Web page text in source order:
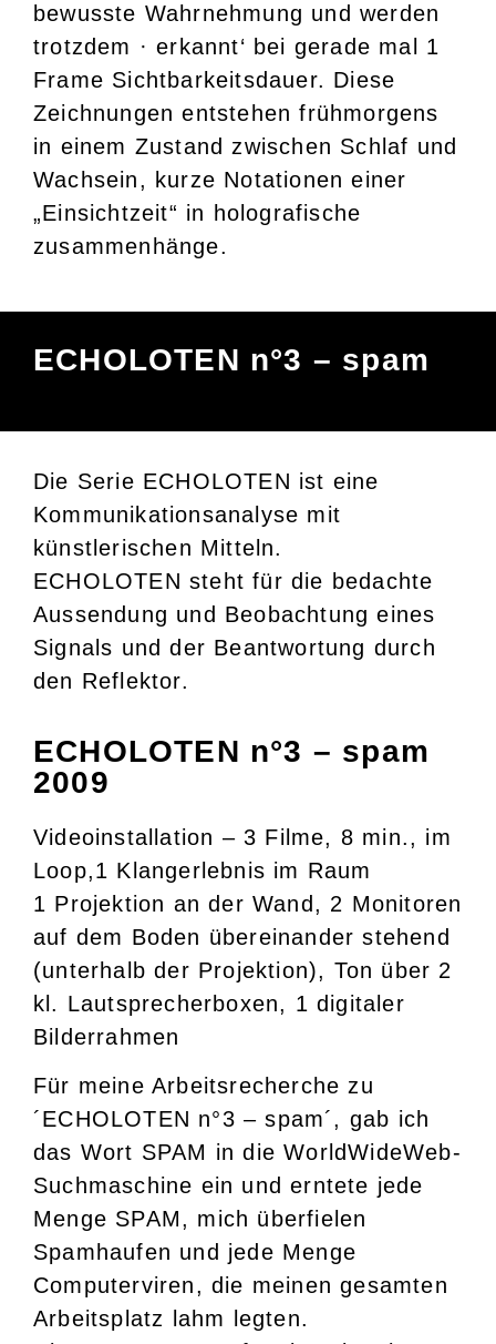
bewusste Wahrnehmung und werden
trotzdem · erkannt‘ bei gerade mal 1
Frame Sichtbarkeitsdauer. Diese
Zeichnungen entstehen frühmorgens
in einem Zustand zwischen Schlaf und
Wachsein, kurze Notationen einer
„Einsichtzeit“ in holografische
zusammenhänge.
ECHOLOTEN n°3 – spam
Die Serie ECHOLOTEN ist eine
Kommunikationsanalyse mit
künstlerischen Mitteln.
ECHOLOTEN steht für die bedachte
Aussendung und Beobachtung eines
Signals und der Beantwortung durch
den Reflektor.
ECHOLOTEN n°3 – spam
2009
Videoinstallation – 3 Filme, 8 min., im
Loop,1 Klangerlebnis im Raum
1 Projektion an der Wand, 2 Monitoren
auf dem Boden übereinander stehend
(unterhalb der Projektion), Ton über 2
kl. Lautsprecherboxen, 1 digitaler
Bilderrahmen
Für meine Arbeitsrecherche zu
´ECHOLOTEN n°3 – spam´, gab ich
das Wort SPAM in die WorldWideWeb-
Suchmaschine ein und erntete jede
Menge SPAM, mich überfielen
Spamhaufen und jede Menge
Computerviren, die meinen gesamten
Arbeitsplatz lahm legten.